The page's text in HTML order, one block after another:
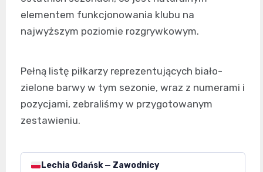
elementem funkcjonowania klubu na
najwyższym poziomie rozgrywkowym.
Pełną listę piłkarzy reprezentujących biało-
zielone barwy w tym sezonie, wraz z numerami i
pozycjami, zebraliśmy w przygotowanym
zestawieniu.
Lechia Gdańsk — Zawodnicy